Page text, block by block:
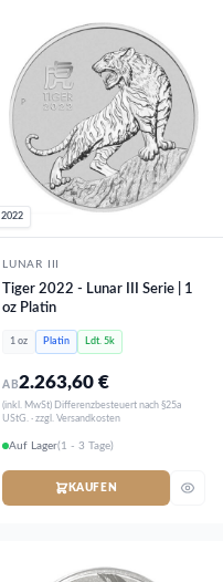
2022
LUNAR III
Tiger 2022 - Lunar III Serie | 1
oz Platin
1 oz Platin Ldt. 5k
AB2.263,60€
(inkl. MwSt) Differenzbesteuert nach §25a
UStG. · zzgl. Versandkosten
Auf Lager(1 - 3 Tage)
KAUFEN